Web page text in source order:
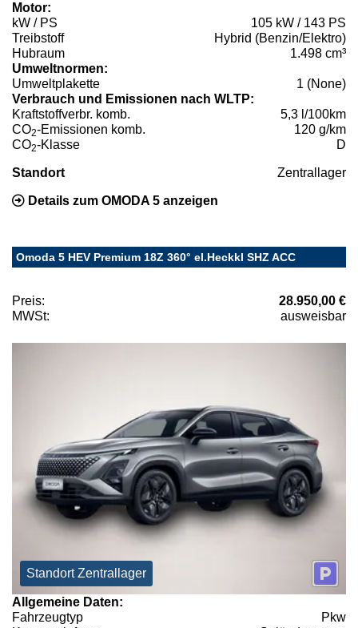
Motor:
kW / PS
105 kW / 143 PS
Treibstoff
Hybrid (Benzin/Elektro)
Hubraum
1.498 cm³
Umweltnormen:
Umweltplakette
1 (None)
Verbrauch und Emissionen nach WLTP:
Kraftstoffverbr. komb.
5,3 l/100km
CO2-Emissionen komb.
120 g/km
CO2-Klasse D
Standort Zentrallager
Details zum OMODA 5 anzeigen
Omoda 5 HEV Premium 18Z 360° el.Heckkl SHZ ACC
Preis:
28.950,00 €
MWSt:
ausweisbar
Standort Zentrallager
Allgemeine Daten:
Fahrzeugtyp
Pkw